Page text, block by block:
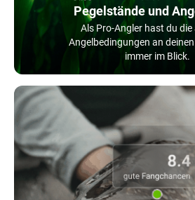
Pegelstände und
Als Pro-Angler hast du die
Angelbedingungen an
immer im Blick.